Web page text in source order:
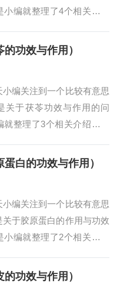
小编就整理了4个相关介绍
目录：穿心莲片的功效与
的功效与作用有哪些穿心莲
效...
功效与作用）
小编关注到一个比较有意思
关于茯苓功效与作用的问
就整理了3个相关介绍茯苓
茯苓的功效与作用茯苓的
渗湿茯苓被称为“利水圣
平和...
白的功效与作用）
小编关注到一个比较有意思
关于胶原蛋白的作用与功效
小编就整理了2个相关介绍
章目录：胶原蛋白的作用与
功效与作用）